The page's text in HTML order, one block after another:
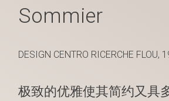
Sommier
DESIGN CENTRO RICERCHE FLOU,
极致的优雅使其简约又具